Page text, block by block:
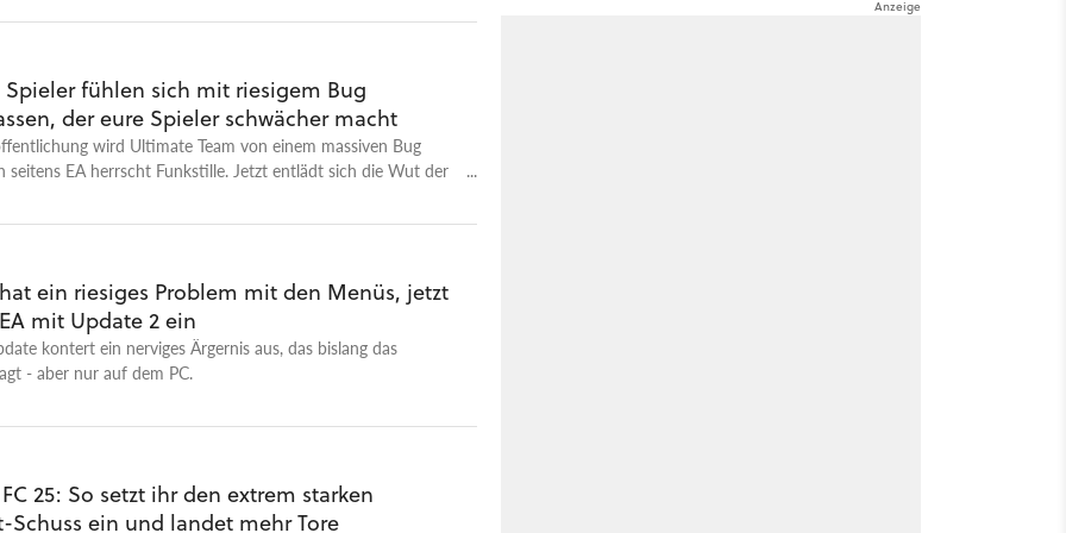
Spieler fühlen sich mit riesigem Bug
der eure Spieler schwächer macht
wird Ultimate Team von einem massiven Bug
seitens EA herrscht Funkstille. Jetzt entlädt sich die Wut der
hat ein riesiges Problem mit den Menüs, jetzt
mit Update 2 ein
kontert ein nerviges Ärgernis aus, das bislang das
- aber nur auf dem PC.
25: So setzt ihr den extrem starken
Schuss ein und landet mehr Tore